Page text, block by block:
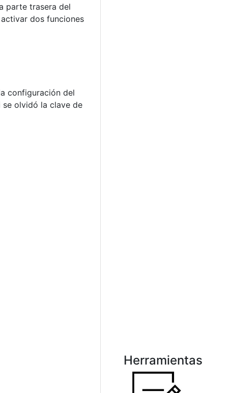
parte trasera del
dos funciones
configuración del
se olvidó la clave de
Herramientas